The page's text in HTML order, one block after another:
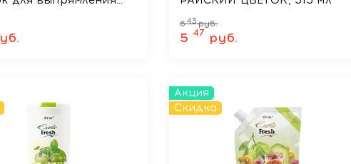
643 руб.
5 47 руб.
Акция
Скидка